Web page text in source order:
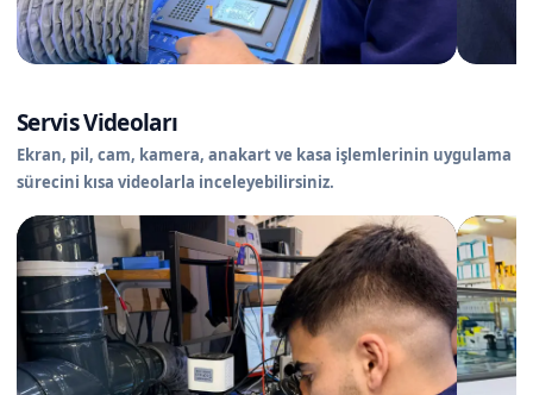
Servis Videoları
Ekran, pil, cam, kamera, anakart ve kasa işlemlerinin uygulama
sürecini kısa videolarla inceleyebilirsiniz.